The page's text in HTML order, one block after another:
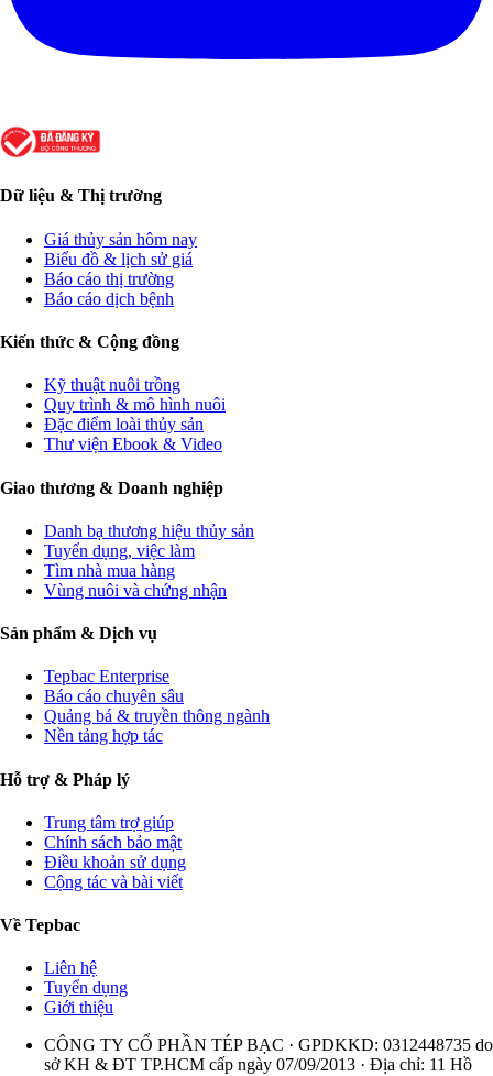
Dữ liệu & Thị trường
Giá thủy sản hôm nay
Biểu đồ & lịch sử giá
Báo cáo thị trường
Báo cáo dịch bệnh
Kiến thức & Cộng đồng
Kỹ thuật nuôi trồng
Quy trình & mô hình nuôi
Đặc điểm loài thủy sản
Thư viện Ebook & Video
Giao thương & Doanh nghiệp
Danh bạ thương hiệu thủy sản
Tuyển dụng, việc làm
Tìm nhà mua hàng
Vùng nuôi và chứng nhận
Sản phẩm & Dịch vụ
Tepbac Enterprise
Báo cáo chuyên sâu
Quảng bá & truyền thông ngành
Nền tảng hợp tác
Hỗ trợ & Pháp lý
Trung tâm trợ giúp
Chính sách bảo mật
Điều khoản sử dụng
Cộng tác và bài viết
Về Tepbac
Liên hệ
Tuyển dụng
Giới thiệu
CÔNG TY CỔ PHẦN TÉP BẠC · GPDKKD: 0312448735 do
sở KH & ĐT TP.HCM cấp ngày 07/09/2013 · Địa chỉ: 11 Hồ